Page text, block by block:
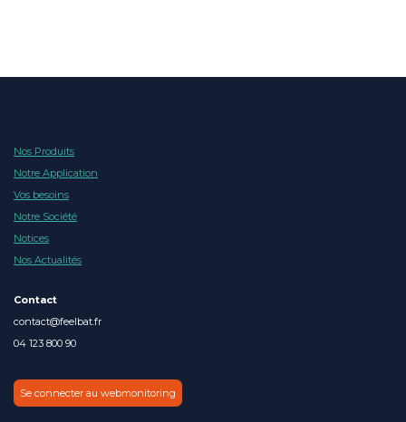
Nos Produits
Notre Application
Vos besoins
Notre Société
Notices
Nos Actualités
Contact
contact@feelbat.fr
04 123 800 90
Se connecter au webmonitoring